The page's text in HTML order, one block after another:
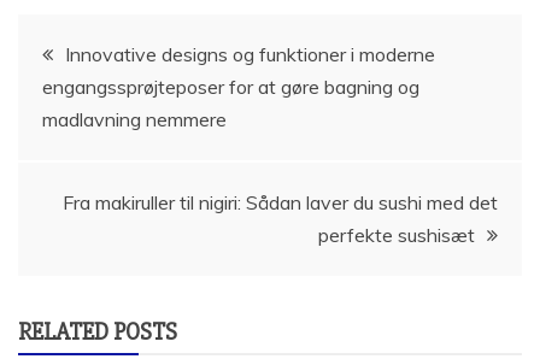
Indlægsnavigation
Innovative designs og funktioner i moderne
engangssprøjteposer for at gøre bagning og
madlavning nemmere
Fra makiruller til nigiri: Sådan laver du sushi med det
perfekte sushisæt
RELATED POSTS